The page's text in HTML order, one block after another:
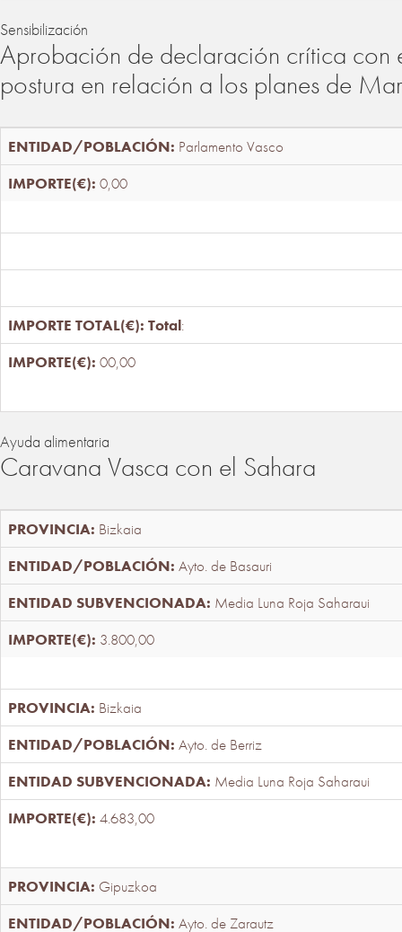
Sensibilización
Aprobación de declaración crítica con
postura en relación a los planes de
Parlamento Vasco
0,00
Total:
00,00
Ayuda alimentaria
Caravana Vasca con el Sahara
Bizkaia
Ayto. de Basauri
Media Luna Roja Saharaui
3.800,00
Bizkaia
Ayto. de Berriz
Media Luna Roja Saharaui
4.683,00
Gipuzkoa
Ayto. de Zarautz